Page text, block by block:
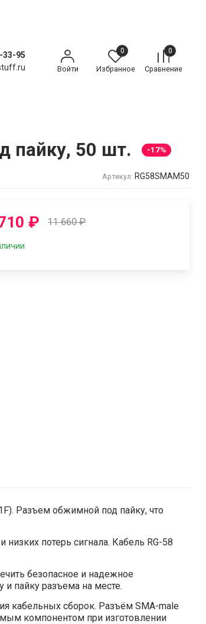
33-95
Войти
0
Избранное
0
Сравнение
пайку, 50 шт. -17%
Артикул: RG58SMAM50
₽ 11 660₽
Разъем обжимной под пайку, что
низких потерь сигнала. Кабель RG-58
безопасное и надежное
пайку разъема на месте.
кабельных сборок. Разъём SMA-male
компонентом при изготовлении